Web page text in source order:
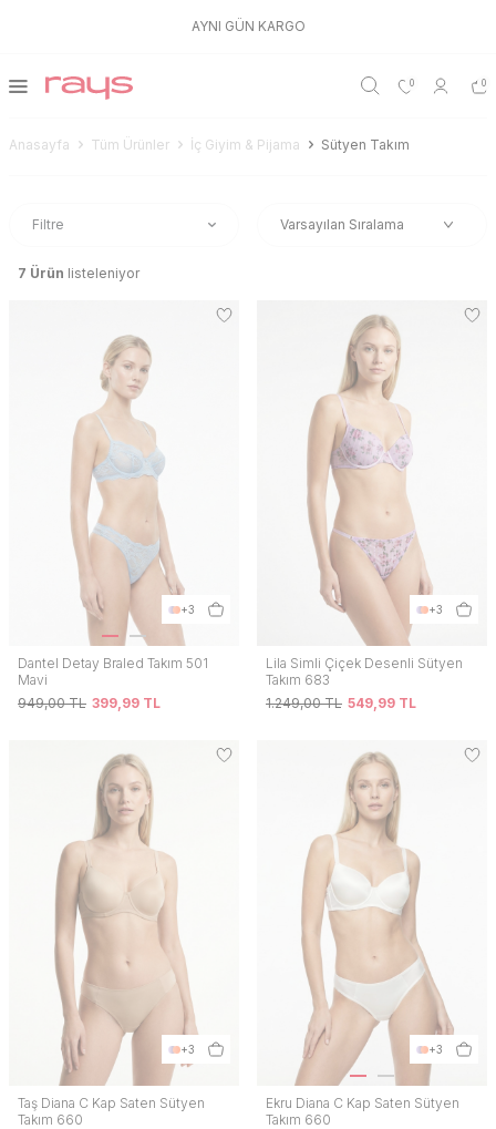
AYNI GÜN KARGO
0 0
Anasayfa Tüm Ürünler İç Giyim & Pijama Sütyen Takım
Filtre
7 Ürün listeleniyor
+3
Dantel Detay Braled Takım 501
Mavi
949,00TL 399,99 TL
+3
Lila Simli Çiçek Desenli Sütyen
Takım 683
1.249,00TL 549,99 TL
+3
Taş Diana C Kap Saten Sütyen
Takım 660
+3
Ekru Diana C Kap Saten Sütyen
Takım 660